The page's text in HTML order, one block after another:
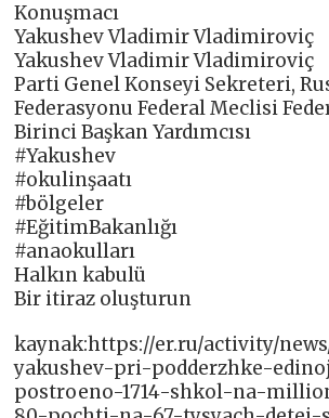
Konuşmacı
Yakushev Vladimir Vladimiroviç
Yakushev Vladimir Vladimiroviç
Parti Genel Konseyi Sekreteri,
Federasyonu Federal Meclisi
Birinci Başkan Yardımcısı
#Yakushev
#okulinşaatı
#bölgeler
#EğitimBakanlığı
#anaokulları
Halkın kabulü
Bir itiraz oluşturun
kaynak:https://er.ru/activity/
yakushev-pri-podderzhke-
postroeno-1714-shkol-na-